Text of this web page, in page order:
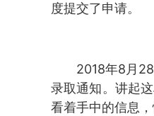
度提交了申请。
2018年8月
录取通知。讲起
看着手中的信息